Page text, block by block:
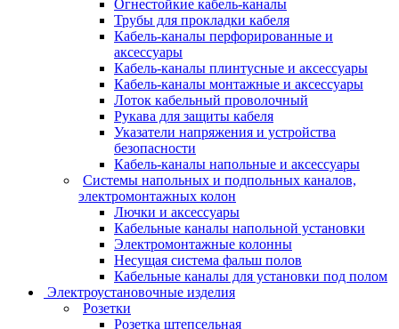
Огнестойкие кабель-каналы
Трубы для прокладки кабеля
Кабель-каналы перфорированные и
аксессуары
Кабель-каналы плинтусные и аксессуары
Кабель-каналы монтажные и аксессуары
Лоток кабельный проволочный
Рукава для защиты кабеля
Указатели напряжения и устройства
безопасности
Кабель-каналы напольные и аксессуары
Системы напольных и подпольных каналов,
электромонтажных колон
Лючки и аксессуары
Кабельные каналы напольной установки
Электромонтажные колонны
Несущая система фальш полов
Кабельные каналы для установки под полом
Электроустановочные изделия
Розетки
Розетка штепсельная